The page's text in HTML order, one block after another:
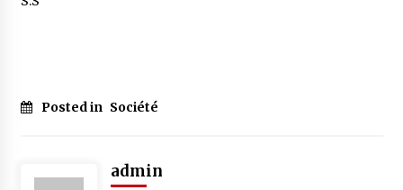
Posted in Société
admin